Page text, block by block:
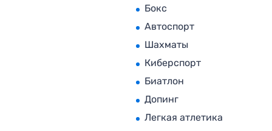
Бокс
Автоспорт
Шахматы
Киберспорт
Биатлон
Допинг
Легкая атлетика